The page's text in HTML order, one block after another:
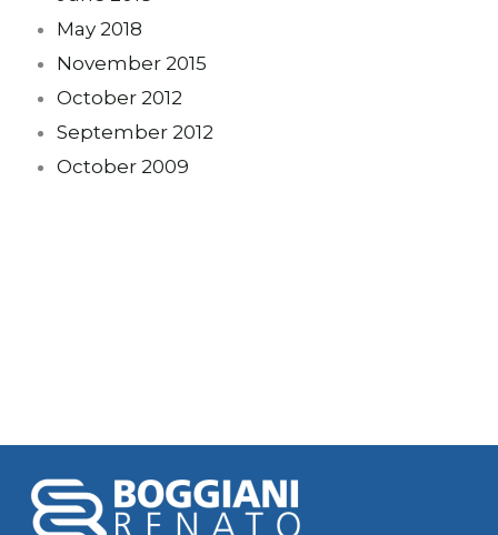
May 2018
November 2015
October 2012
September 2012
October 2009